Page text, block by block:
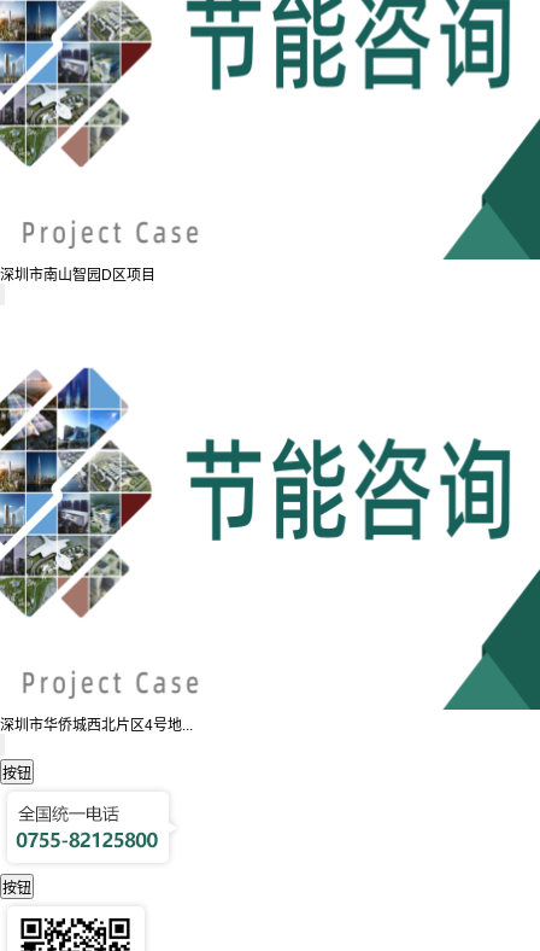
深圳市南山智园D区项目
深圳市华侨城西北片区4号地...